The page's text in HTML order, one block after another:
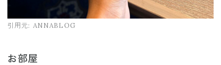
引用元: ANNABLOG
お部屋